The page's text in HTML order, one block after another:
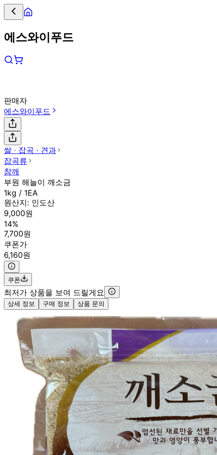
에스와이푸드
판매자
에스와이푸드
쌀 ∙ 잡곡 ∙ 견과
잡곡류
참깨
부원 해늘이 깨소금
1kg / 1EA
원산지: 인도산
9,000원
14%
7,700원
쿠폰가
6,160원
쿠폰
최저가 상품을 보여 드릴게요
상세 정보 구매 정보 상품 문의